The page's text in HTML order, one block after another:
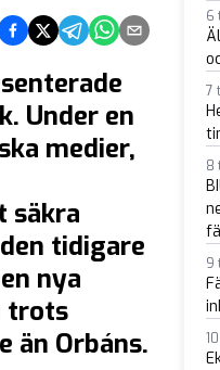
på Facebook
Dela på Twitter
Dela på Telegram
Dela på Whatsapp
Dela via e-
Under en
medier,
säkra
tidigare
nya
trots
än Orbáns.
6
7
8
9